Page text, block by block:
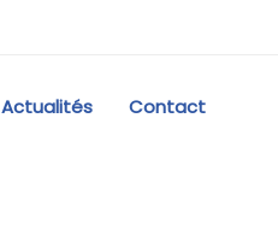
Actualités Contact